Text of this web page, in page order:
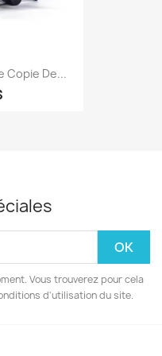
Copie De...
Vous trouverez pour cela
d'utilisation du site.